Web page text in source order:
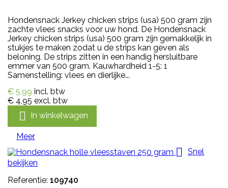
Hondensnack Jerkey chicken strips (usa) 500 gram zijn
zachte vlees snacks voor uw hond. De Hondensnack
Jerkey chicken strips (usa) 500 gram zijn gemakkelijk in
stukjes te maken zodat u de strips kan geven als
beloning. De strips zitten in een handig hersluitbare
emmer van 500 gram. Kauwhardheid 1-5: 1
Samenstelling: vlees en dierlijke...
€ 5,99 incl. btw
€ 4,95 excl. btw
 In winkelwagen
Meer
 Snel
bekijken
Referentie: 109740